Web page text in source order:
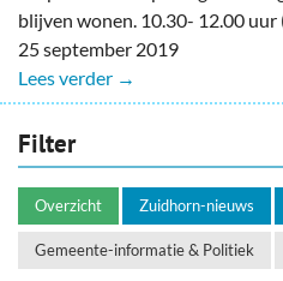
blijven wonen. 10.30- 12.00
25 september 2019
Lees verder →
Filter
Overzicht Zuidhorn-nieuws
Gemeente-informatie & Politiek